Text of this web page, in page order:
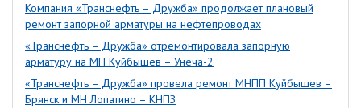
Компания «Транснефть – Дружба» продолжает плановый
ремонт запорной арматуры на нефтепроводах
«Транснефть – Дружба» отремонтировала запорную
арматуру на МН Куйбышев – Унеча-2
«Транснефть – Дружба» провела ремонт МНПП Куйбышев –
Брянск и МН Лопатино – КНПЗ